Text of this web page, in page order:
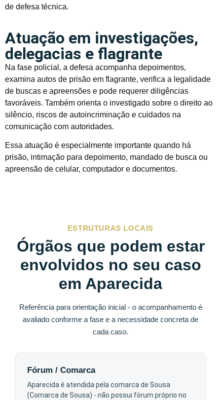
de defesa técnica.
Atuação em investigações,
delegacias e flagrante
Na fase policial, a defesa acompanha depoimentos,
examina autos de prisão em flagrante, verifica a legalidade
de buscas e apreensões e pode requerer diligências
favoráveis. Também orienta o investigado sobre o direito ao
silêncio, riscos de autoincriminação e cuidados na
comunicação com autoridades.
Essa atuação é especialmente importante quando há
prisão, intimação para depoimento, mandado de busca ou
apreensão de celular, computador e documentos.
ESTRUTURAS LOCAIS
Órgãos que podem estar
envolvidos no seu caso
em Aparecida
Referência para orientação inicial - o acompanhamento é
avaliado conforme a fase e a necessidade concreta de
cada caso.
Fórum / Comarca
Aparecida é atendida pela comarca de Sousa
(Comarca de Sousa) - não possui fórum próprio no